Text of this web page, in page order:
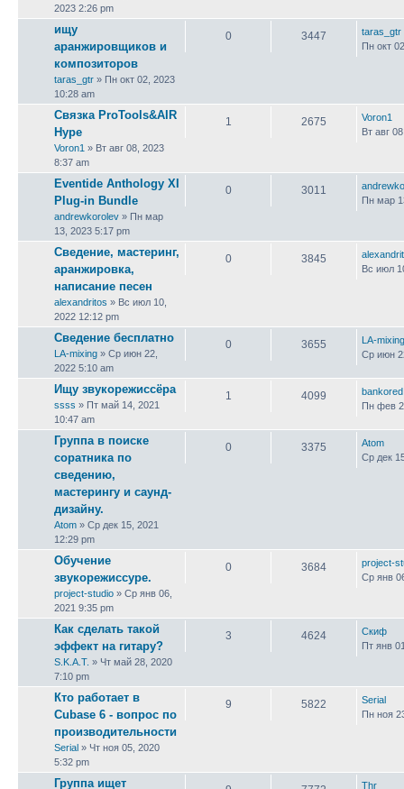
2023 2:26 pm
ищу
аранжировщиков и
композиторов
taras_gtr » Пн окт 02, 2023
10:28 am
0 3447
taras_gtr
Пн окт
Связка ProTools&AIR
Hype
Voron1 » Вт авг 08, 2023
8:37 am
1 2675
Voron1
Вт авг
Eventide Anthology XI
Plug-in Bundle
andrewkorolev » Пн мар
13, 2023 5:17 pm
0 3011
Пн мар
Сведение, мастеринг,
аранжировка,
написание песен
alexandritos » Вс июл 10,
2022 12:12 pm
0 3845
Вс июл
Сведение бесплатно
LA-mixing » Ср июн 22,
2022 5:10 am
0 3655
LA-mixing
Ср июн
Ищу звукорежиссёра
ssss » Пт май 14, 2021
10:47 am
1 4099
bankored
Пн фев
Группа в поиске
соратника по
сведению,
мастерингу и саунд-
дизайну.
Atom » Ср дек 15, 2021
12:29 pm
0 3375
Atom
Ср дек
Обучение
звукорежиссуре.
project-studio » Ср янв 06,
2021 9:35 pm
0 3684
project-
Ср янв
Как сделать такой
эффект на гитару?
S.K.A.T. » Чт май 28, 2020
7:10 pm
3 4624
Скиф
Пт янв
Кто работает в
Cubase 6 - вопрос по
производительности
Serial » Чт ноя 05, 2020
5:32 pm
9 5822
Serial
Пн ноя
Группа ищет Thr